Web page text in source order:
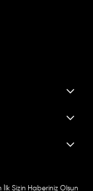
İlk Sizin Haberiniz Olsun